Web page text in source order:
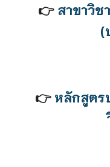
👉 สาขาวิช
(
👉 หลักสูต